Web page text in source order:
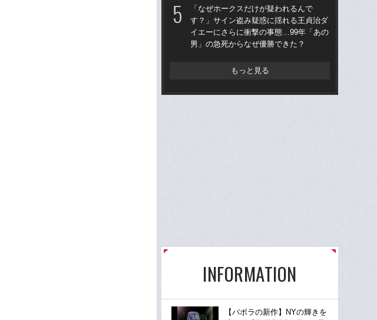
「なぜホークスだけが疑われるんで
す？」サイン盗み疑惑に揺れる王貞治ダ
イエーにさらに衝撃の事態…99年「あの
男」の急死からなぜ優勝できた？
もっと見る
INFORMATION
【バボラの新作】NYの輝きを